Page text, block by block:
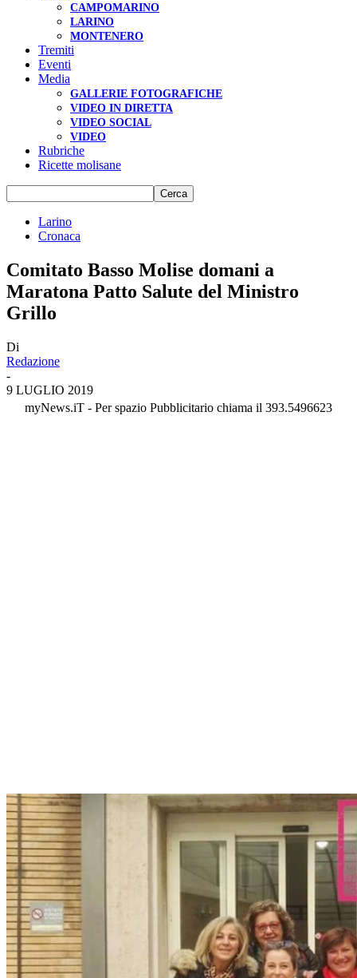
CAMPOMARINO
LARINO
MONTENERO
Tremiti
Eventi
Media
GALLERIE FOTOGRAFICHE
VIDEO IN DIRETTA
VIDEO SOCIAL
VIDEO
Rubriche
Ricette molisane
Larino
Cronaca
Comitato Basso Molise domani a
Maratona Patto Salute del Ministro
Grillo
Di
Redazione
-
9 LUGLIO 2019
myNews.iT - Per spazio Pubblicitario chiama il 393.5496623